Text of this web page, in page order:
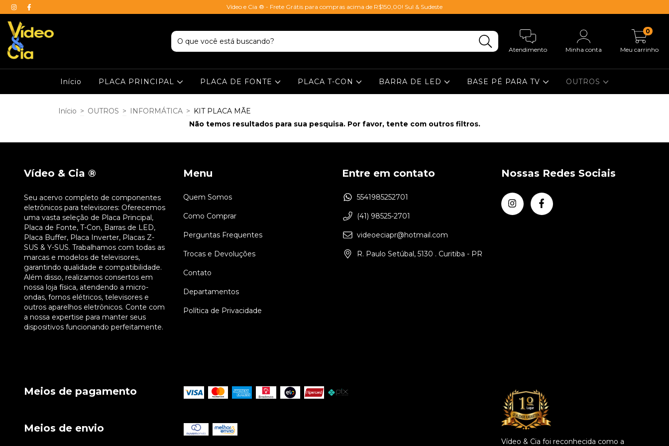
Vídeo e Cia ® - Frete Grátis para compras acima de R$150,00! Sul & Sudeste
Atendimento Minha conta Meu carrinho
0
Início PLACA PRINCIPAL PLACA DE FONTE PLACA T-CON BARRA DE LED BASE PÉ PARA TV OUTROS
Início > OUTROS > INFORMÁTICA > KIT PLACA MÃE
Não temos resultados para sua pesquisa. Por favor, tente com outros filtros.
Vídeo & Cia ®
Seu acervo completo de componentes
eletrônicos para televisores: Oferecemos
uma vasta seleção de Placa Principal,
Placa de Fonte, T-Con, Barras de LED,
Placa Buffer, Placa Inverter, Placas Z-
SUS & Y-SUS. Trabalhamos com todas as
marcas e modelos de televisores,
garantindo qualidade e compatibilidade.
Além disso, realizamos consertos em
nossa loja física, atendendo a micro-
ondas, fornos elétricos, televisores e
outros aparelhos eletrônicos. Conte com
a nossa expertise para manter seus
dispositivos funcionando perfeitamente.
Menu
Quem Somos
Como Comprar
Perguntas Frequentes
Trocas e Devoluções
Contato
Departamentos
Política de Privacidade
Entre em contato
5541985252701
(41) 98525-2701
videoeciapr@hotmail.com
R. Paulo Setúbal, 5130 . Curitiba - PR
Nossas Redes Sociais
Meios de pagamento
Meios de envio
Vídeo & Cia foi reconhecida como a